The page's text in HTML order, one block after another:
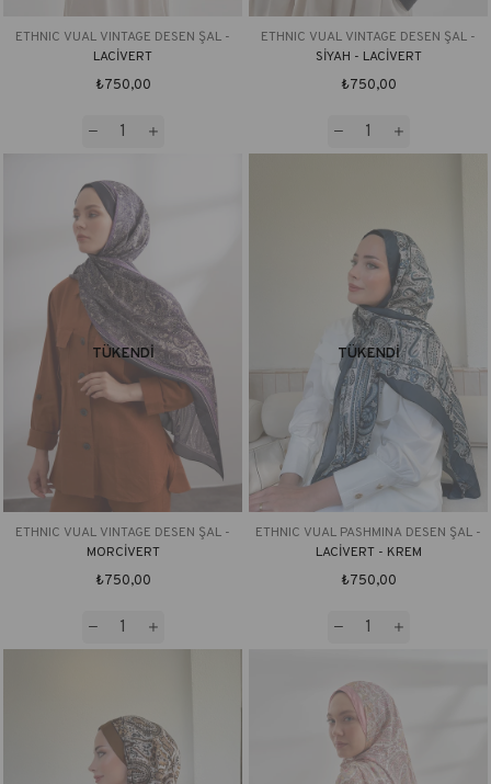
ETHNIC VUAL VINTAGE DESEN ŞAL -
LACİVERT
₺750,00
ETHNIC VUAL VINTAGE DESEN ŞAL -
SİYAH - LACİVERT
₺750,00
TÜKENDI
ETHNIC VUAL VINTAGE DESEN ŞAL -
MORCİVERT
₺750,00
TÜKENDI
ETHNIC VUAL PASHMINA DESEN ŞAL -
LACİVERT - KREM
₺750,00